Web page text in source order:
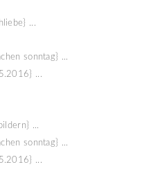
...
sonntag} ...
...
...
sonntag} ...
...